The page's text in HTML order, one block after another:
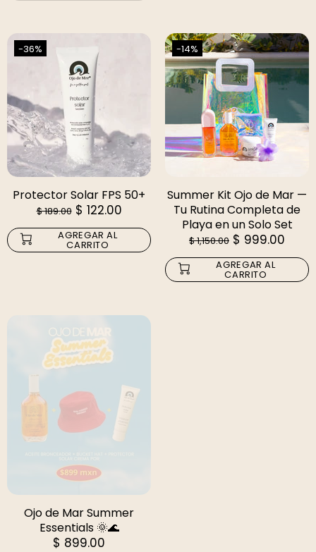
-36%
Protector Solar FPS 50+
$ 189.00 $ 122.00
AGREGAR AL
CARRITO
-14%
Summer Kit Ojo de Mar —
Tu Rutina Completa de
Playa en un Solo Set
$ 1,150.00 $ 999.00
AGREGAR AL
CARRITO
Ojo de Mar Summer
Essentials 🌞🌊
$ 899.00